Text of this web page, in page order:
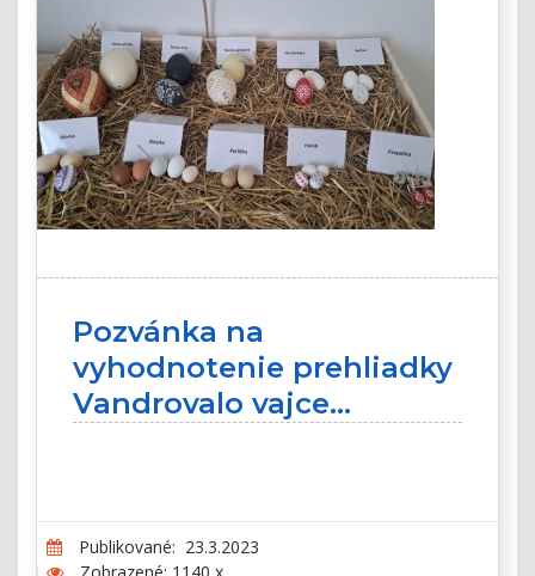
Pozvánka na
vyhodnotenie prehliadky
Vandrovalo vajce...
Publikované: 23.3.2023